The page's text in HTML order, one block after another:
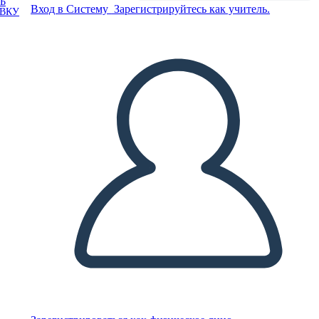
Вход в Систему Зарегистрируйтесь как учитель.